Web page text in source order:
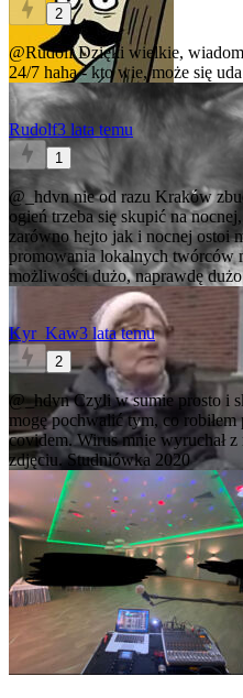
2
@RudolfDzięki wielkie,
24/7 haha - kto wie, może się
Rudolf3 lata temu
1
@_hdvnnie od razu Kraków
ogień trzeba się skupić na
zarówno hejto jak i nocnej ostoi
promowania lokalnych twórców
możliwości dużo, naprawdę dużo
Kyr_Kaw3 lata temu
2
@_hdvnCzyli w sumie prosto i
mogę pochwalić tym, co robiłem
covidem. Wirus mnie wyruchał
zdjęciu. Studniówka 2020